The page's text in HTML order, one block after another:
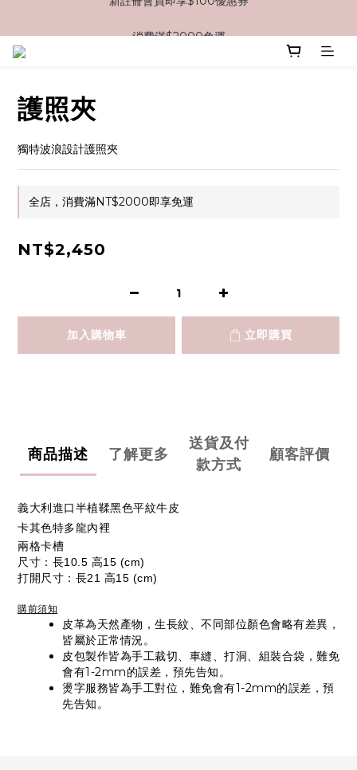
消費滿$2000免運
護照夾
獨特波浪設計護照夾
全店，消費滿NT$2000即享免運
NT$2,450
加入購物車 立即購買
商品描述 了解更多
送貨及付
款方式
顧客評價
義大利進口半植鞣黑色平紋牛皮
卡其色特多龍內裡
兩格卡槽
尺寸：長10.5 高15 (cm)
打開尺寸：長21 高15 (cm)
購前須知
皮革為天然產物，生長紋、不同部位顏色會略有差異，
皆屬於正常情況。
皮包製作皆為手工裁切、車縫、打洞、組裝合袋，難免
會有1-2mm的誤差，預先告知。
燙字服務皆為手工對位，難免會有1-2mm的誤差，預
先告知。